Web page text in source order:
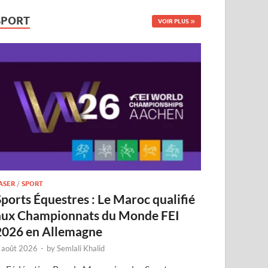
VOIR PLUS
/SPORT
Équestres : Le Maroc qualifié
Championnats du Monde FEI
en Allemagne
2026 - bySemlali Khalid